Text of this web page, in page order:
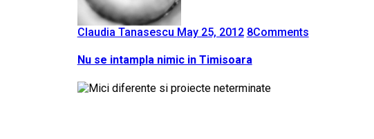
Claudia Tanasescu May 25, 2012 8Comments
Nu se intampla nimic in Timisoara